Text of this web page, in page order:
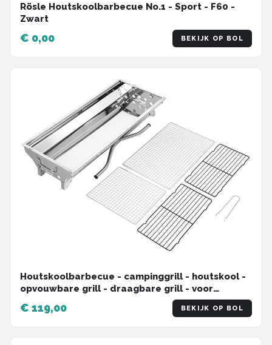
Rösle Houtskoolbarbecue No.1 - Sport - F60 -
Zwart
€ 0,00 BEKIJK OP BOL
Houtskoolbarbecue - campinggrill - houtskool -
opvouwbare grill - draagbare grill - voor
camping - tuin, picknick, feest, 73 x 33 x 71 cm,
voor 5-10 personen
€ 119,00 BEKIJK OP BOL